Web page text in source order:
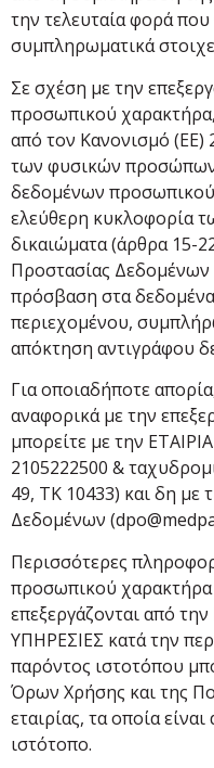
την τελευταία φορά που
συμπληρωματικά
Σε σχέση με την
προσωπικού
από τον Κανονισμό (ΕΕ)
των φυσικών προσώπων
δεδομένων προσωπικού
ελεύθερη κυκλοφορία
δικαιώματα (άρθρα 15-
Προστασίας Δεδομένων
πρόσβαση στα
περιεχομένου,
απόκτηση αντιγράφου
Για οποιαδήποτε
αναφορικά με την
μπορείτε με την
2105222500 &
49, ΤΚ 10433) και δη με
Δεδομένων (dpo@
Περισσότερες
προσωπικού χαρακτήρα
επεξεργάζονται από
ΥΠΗΡΕΣΙΕΣ κατά την
παρόντος ιστοτόπου
Όρων Χρήσης και της
εταιρίας, τα οποία
ιστότοπο.